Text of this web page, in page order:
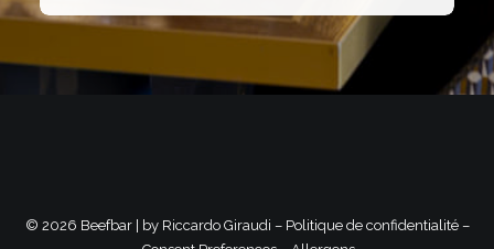
© 2026 Beefbar | by Riccardo Giraudi – Politique de confidentialité–